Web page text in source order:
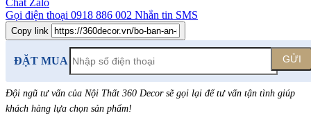
Chat Zalo
Gọi điện thoại 0918 886 002 Nhắn tin SMS
Copy link
ĐẶT MUA GỬI
Đội ngũ tư vấn của Nội Thất 360 Decor sẽ gọi lại để tư vấn tận tình giúp
khách hàng lựa chọn sản phẩm!